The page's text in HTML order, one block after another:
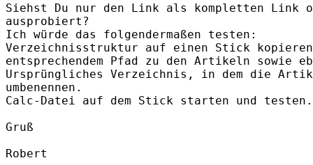
Siehst Du nur den Link als kompletten Link
ausprobiert?
Ich würde das folgendermaßen testen:
Verzeichnisstruktur auf einen Stick
entsprechendem Pfad zu den Artikeln sowie
Ursprüngliches Verzeichnis, in dem die
umbenennen.
Calc-Datei auf dem Stick starten und testen.
Gruß
Robert